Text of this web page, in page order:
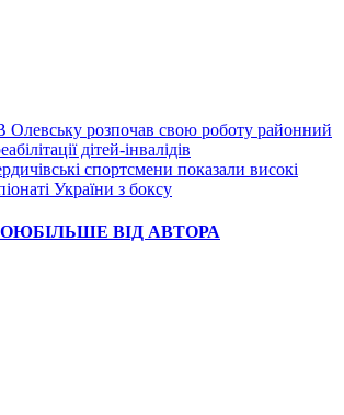
Олевську розпочав свою роботу районний
дітей-інвалідів
спортсмени показали високі
України з боксу
БІЛЬШЕ ВІД АВТОРА